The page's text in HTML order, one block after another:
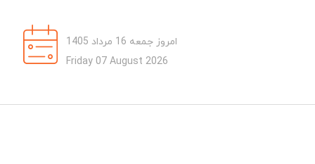
امروز جمعه 16 مرداد 1405
Friday 07 August 2026